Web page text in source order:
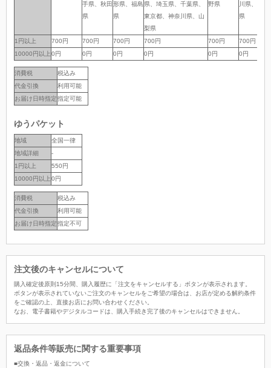
手県、秋田
県
形県、福島
県
県、埼玉県、千葉県、
東京都、神奈川県、山
梨県
野県
川県、福井
県
1円以上 700円 700円 700円 700円 700円 700円
10000円以上0円 0円 0円 0円 0円 0円
1円以上
10000円以上
消費税
税込み
代金引換
利用可能
お届け日時指定指定可能
ゆうパケット
地域
全国一律
地域詳細
-
1円以上
550円
10000円以上0円
消費税
税込み
代金引換
利用可能
お届け日時指定指定不可
注文後のキャンセルについて
購入確定後原則15分間、購入履歴に「注文をキャンセルする」ボタンが表示されます。
ボタンが表示されていないご注文のキャンセルをご希望の場合は、お店が定める解約条件
をご確認の上、直接お店にお問い合わせください。
なお、電子書籍やデジタルコードは、購入手続き完了後のキャンセルはできません。
返品条件等販売に関する重要事項
■交換・返品・返金について